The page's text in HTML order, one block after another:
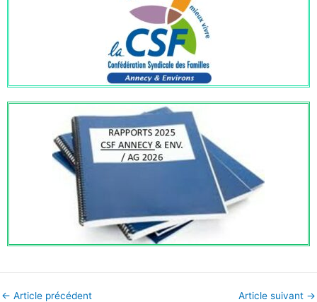
← Article précédent Article suivant →